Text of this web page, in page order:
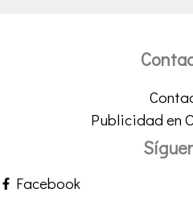
Publicidad en
Facebook